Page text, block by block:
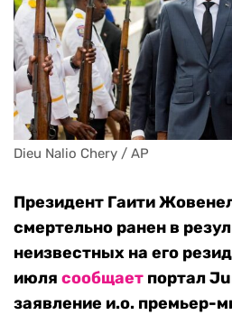
Dieu Nalio Chery / AP
Президент Гаити
смертельно ранен в
неизвестных на его
июля сообщает портал
заявление и.о. премьер-